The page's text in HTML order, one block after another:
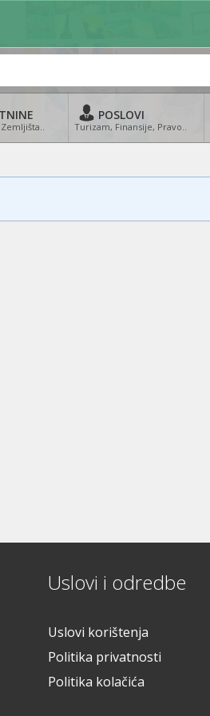
POSLOVI
Turizam, Finansije, Pravo..
Uslovi i odredbe
Uslovi korištenja
Politika privatnosti
Politika kolačića